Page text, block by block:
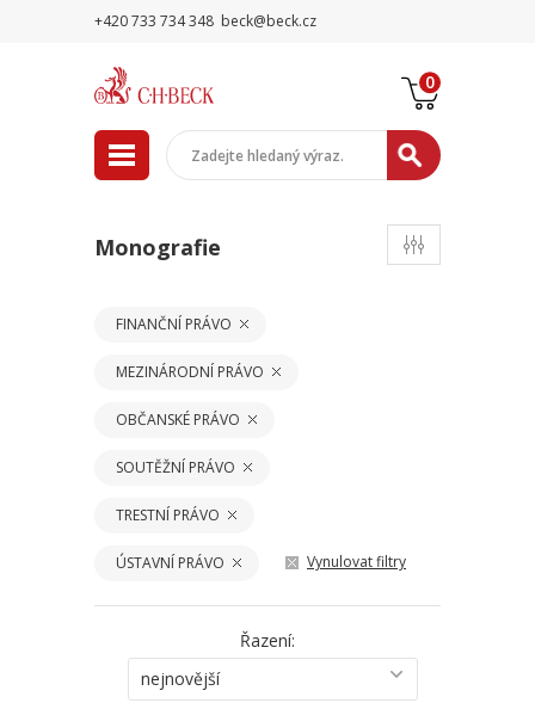
+420 733 734 348 beck@beck.cz
0
Monografie
FINANČNÍ PRÁVO
MEZINÁRODNÍ PRÁVO
OBČANSKÉ PRÁVO
SOUTĚŽNÍ PRÁVO
TRESTNÍ PRÁVO
ÚSTAVNÍ PRÁVO Vynulovat filtry
Řazení:
nejnovější